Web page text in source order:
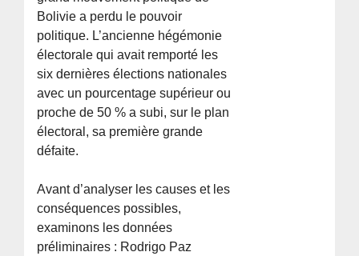
Bolivie a perdu le pouvoir
politique. L’ancienne hégémonie
électorale qui avait remporté les
six dernières élections nationales
avec un pourcentage supérieur ou
proche de 50 % a subi, sur le plan
électoral, sa première grande
défaite.
Avant d’analyser les causes et les
conséquences possibles,
examinons les données
préliminaires : Rodrigo Paz